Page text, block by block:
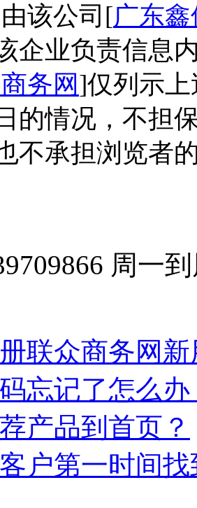
该公司[广东
企业负责信息
务网]仅列示
的情况，不担
不承担浏览者
周一
联众商务网
忘记了怎么办
产品到首页？
户第一时间